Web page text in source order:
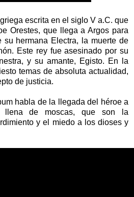
escrita en el siglo V a.C. que
Orestes, que llega a Argos para
su hermana Electra, la muerte de
Este rey fue asesinado por su
y su amante, Egisto. En la
temas de absoluta actualidad,
de justicia.
habla de la llegada del héroe a
llena de moscas, que son la
y el miedo a los dioses y